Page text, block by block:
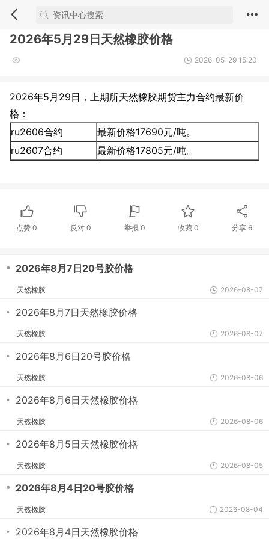
2026年5月29日天然橡胶价格
2026-05-29 15:20
2026年5月29日，上期所天然橡胶期货主力合约最新价
格：
ru2606合约
最新价格17690元/吨。
ru2607合约
最新价格17805元/吨。
点赞0 反对 0 举报 0 收藏 0 分享6
・ 2026年8月7日20号胶价格
天然橡胶 2026-08-07
・ 2026年8月7日天然橡胶价格
天然橡胶 2026-08-07
・ 2026年8月6日20号胶价格
天然橡胶 2026-08-06
・ 2026年8月6日天然橡胶价格
天然橡胶 2026-08-06
・ 2026年8月5日天然橡胶价格
天然橡胶 2026-08-05
・ 2026年8月4日20号胶价格
天然橡胶 2026-08-04
・ 2026年8月4日天然橡胶价格